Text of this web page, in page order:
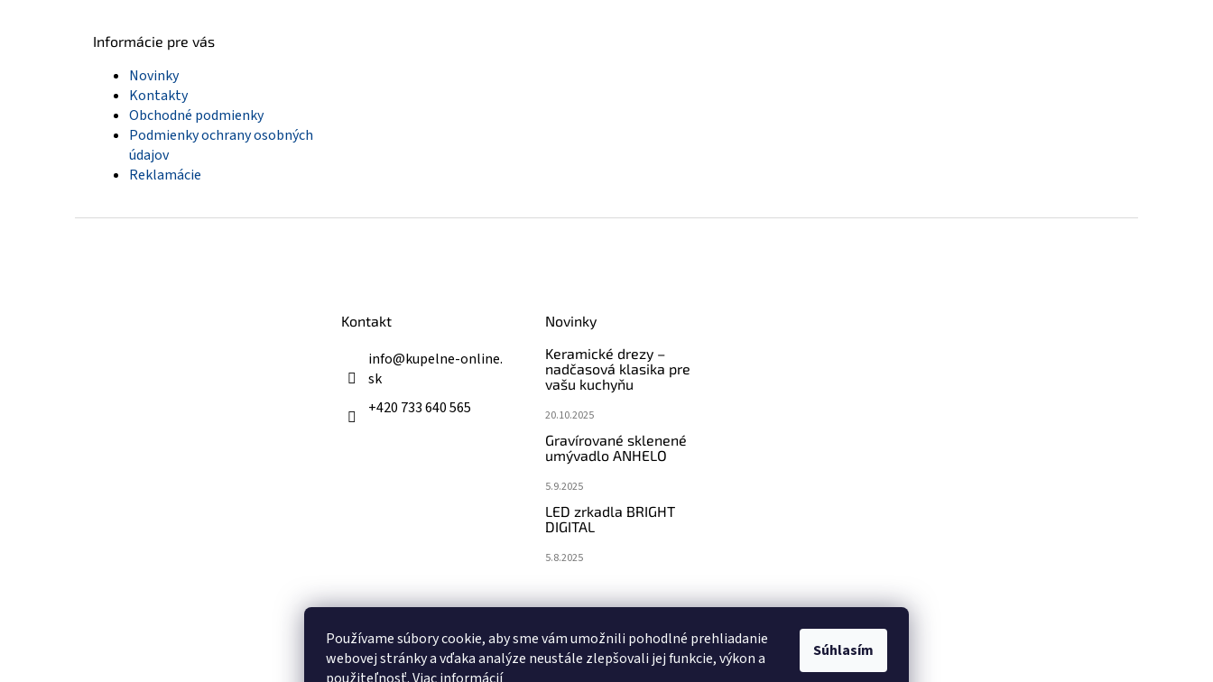
Používame súbory cookie, aby sme vám umožnili pohodlné prehliadanie
webovej stránky a vďaka analýze neustále zlepšovali jej funkcie, výkon a
Súhlasím
Informácie pre vás
Novinky
Kontakty
Obchodné podmienky
Podmienky ochrany osobných
údajov
Reklamácie
Kontakt
info@kupelne-online.
sk
+420 733 640 565
Novinky
Keramické drezy –
nadčasová klasika pre
vašu kuchyňu
20.10.2025
Gravírované sklenené
umývadlo ANHELO
5.9.2025
LED zrkadla BRIGHT
DIGITAL
5.8.2025